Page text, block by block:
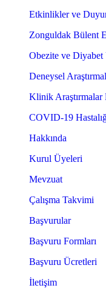
Etkinlikler ve
Zonguldak Bülent
Obezite ve Diyabet
Deneysel
Klinik
COVID-19
Hakkında
Kurul Üyeleri
Mevzuat
Çalışma Takvimi
Başvurular
Başvuru Formları
Başvuru Ücretleri
İletişim